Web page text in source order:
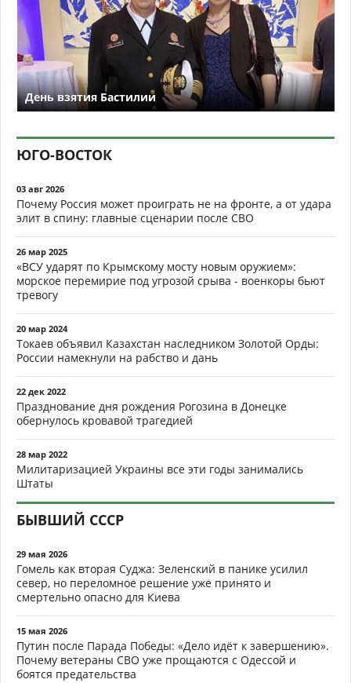
День взятия Бастилии
ЮГО-ВОСТОК
03 авг 2026
Почему Россия может проиграть не на фронте, а от удара
элит в спину: главные сценарии после СВО
26 мар 2025
«ВСУ ударят по Крымскому мосту новым оружием»:
морское перемирие под угрозой срыва - военкоры бьют
тревогу
20 мар 2024
Токаев объявил Казахстан наследником Золотой Орды:
России намекнули на рабство и дань
22 дек 2022
Празднование дня рождения Рогозина в Донецке
обернулось кровавой трагедией
28 мар 2022
Милитаризацией Украины все эти годы занимались
Штаты
БЫВШИЙ СССР
29 мая 2026
Гомель как вторая Суджа: Зеленский в панике усилил
север, но переломное решение уже принято и
смертельно опасно для Киева
15 мая 2026
Путин после Парада Победы: «Дело идёт к завершению».
Почему ветераны СВО уже прощаются с Одессой и
боятся предательства